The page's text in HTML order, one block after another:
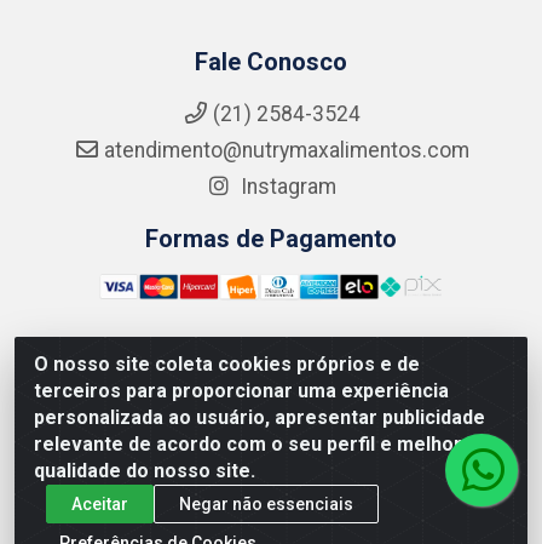
O nosso site coleta cookies próprios e de
terceiros para proporcionar uma experiência
personalizada ao usuário, apresentar publicidade
relevante de acordo com o seu perfil e melhorar a
qualidade do nosso site.
Aceitar
Negar não essenciais
Fale Conosco
(21) 2584-3524
atendimento@nutrymaxalimentos.com
Instagram
Formas de Pagamento
NUTRY MAX COMÉRCIO DE PRODUTOS ALIMENTICIOS
LTDA - RUA DO FEIJÃO, 721 PENHA CIRCULAR/RJ -
CNPJ: 15.796.122/0001-03